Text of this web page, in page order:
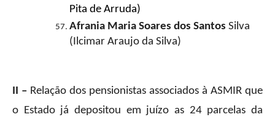
Pita de Arruda)
Afrania Maria Soares dos Santos Silva
(Ilcimar Araujo da Silva)
II – Relação dos pensionistas associados à ASMIR que
o Estado já depositou em juízo as 24 parcelas da